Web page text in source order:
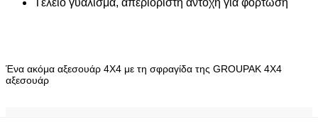
Tέλειο γυάλισμα, απεριόριστη αντοχή για φόρτωση
Ένα ακόμα αξεσουάρ 4X4 με τη σφραγίδα της GROUPAK 4Χ4
αξεσουάρ